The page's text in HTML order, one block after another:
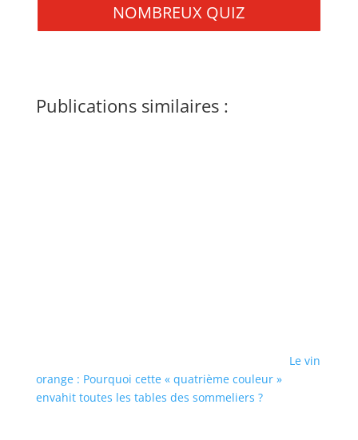
NOMBREUX QUIZ
Publications similaires :
Le vin
orange : Pourquoi cette « quatrième couleur »
envahit toutes les tables des sommeliers ?